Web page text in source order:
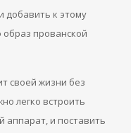
добавить к этому
образ прованской
своей жизни без
легко встроить
и поставить